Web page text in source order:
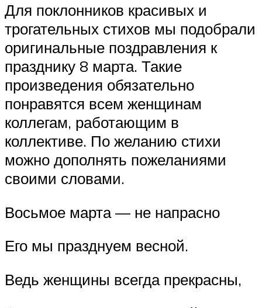
Для поклонников красивых и
трогательных стихов мы подобрали
оригинальные поздравления к
празднику 8 марта. Такие
произведения обязательно
понравятся всем женщинам
коллегам, работающим в
коллективе. По желанию стихи
можно дополнять пожеланиями
своими словами.
Восьмое марта — не напрасно
Его мы празднуем весной.
Ведь женщины всегда прекрасны,